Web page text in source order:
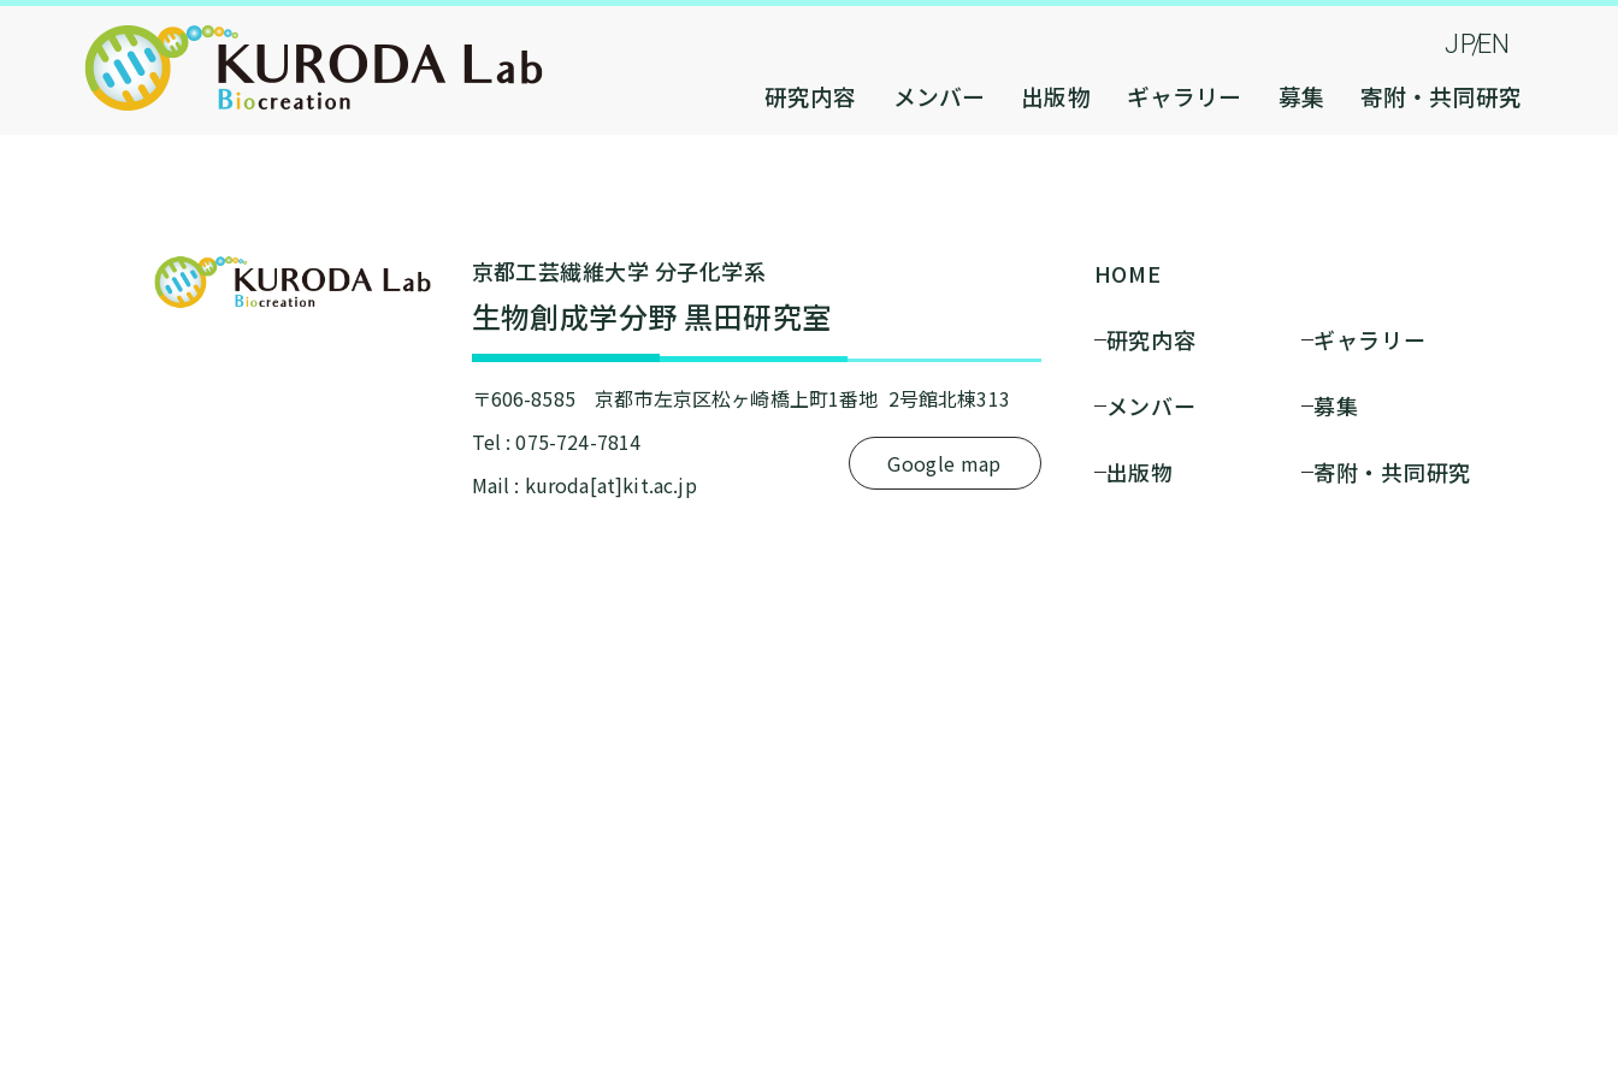
JPEN
研究内容 メンバー 出版物 ギャラリー 募集 寄附・共同研究
京都⼯芸繊維⼤学 分⼦化学系
⽣物創成学分野 黒⽥研究室
〒606-8585 京都市左京区松ヶ崎橋上町1番地 2号館北棟313
Tel : 075-724-7814
Mail : kuroda[at]kit.ac.jp
Google map
HOME
研究内容
メンバー
出版物
ギャラリー
募集
寄附・共同研究